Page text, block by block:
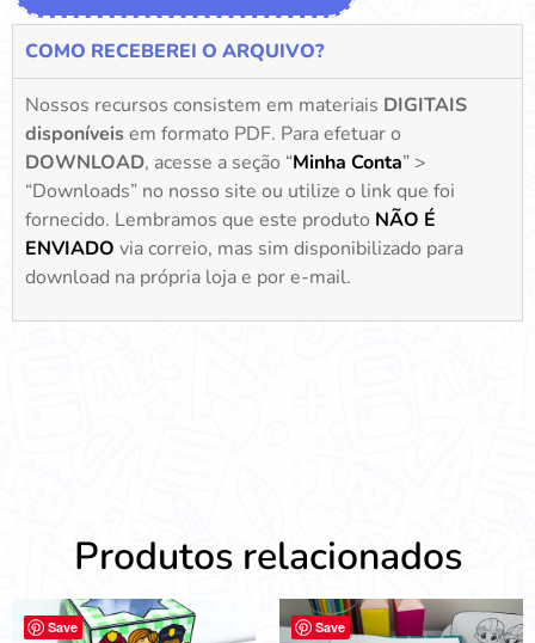
COMO RECEBEREI O ARQUIVO?
Nossos recursos consistem em materiais DIGITAIS
disponíveisem formato PDF. Para efetuar o
DOWNLOAD, acesse a seção “Minha Conta” >
“Downloads” no nosso site ou utilize o link que foi
fornecido. Lembramos que este produto NÃO É
ENVIADO via correio, mas sim disponibilizado para
download na própria loja e por e-mail.
Produtos relacionados
Save Save